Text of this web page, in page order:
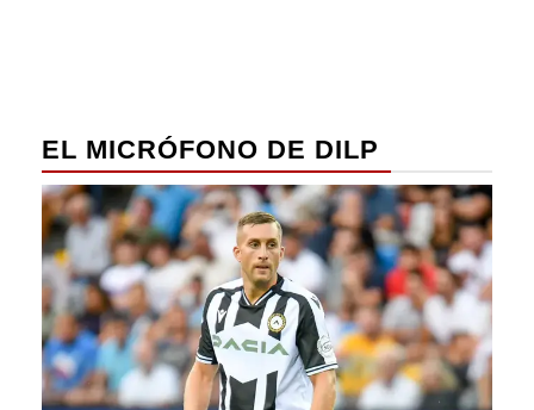
EL MICRÓFONO DE DILP